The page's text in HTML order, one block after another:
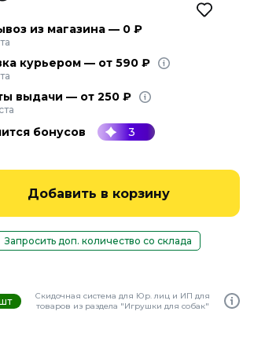
из магазина — 0 ₽
курьером — от 590 ₽
выдачи — от 250 ₽
бонусов 3
Добавить в корзину
Запросить доп. количество со склада
Скидочная система для Юр. лиц и ИП для
товаров из раздела "Игрушки для собак"